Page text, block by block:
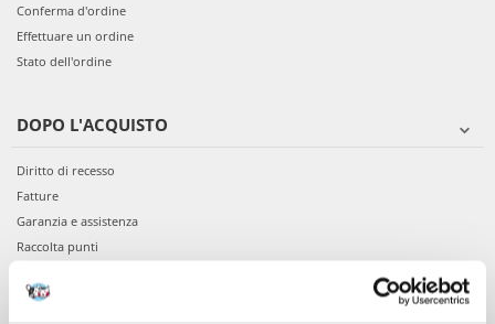
Conferma d'ordine
Effettuare un ordine
Stato dell'ordine
DOPO L'ACQUISTO
Diritto di recesso
Fatture
Garanzia e assistenza
Raccolta punti
VIENI A CONOSCERCI